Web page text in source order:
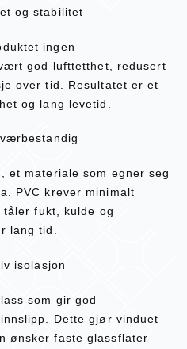
og stabilitet
ingen
god lufttetthet, redusert
over tid. Resultatet er et
og lang levetid.
et materiale som egner seg
PVC krever minimalt
fukt, kulde og
lang tid.
isolasjon
som gir god
Dette gjør vinduet
ønsker faste glassflater